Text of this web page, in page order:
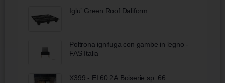
Iglu’ Green Roof Daliform
Poltrona ignifuga con gambe in legno -
FAS Italia
X399 - EI 60 2A Boiserie sp. 66